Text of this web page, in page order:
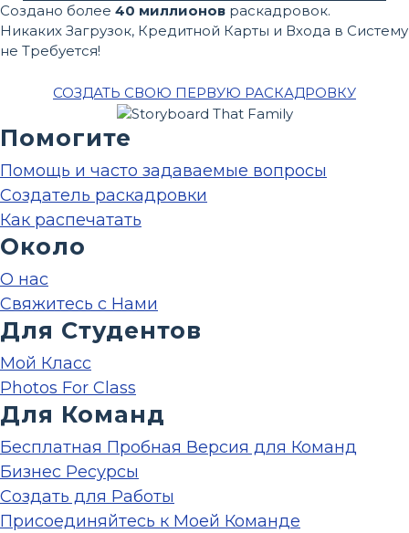
Создано более 40 миллионов раскадровок.
Никаких Загрузок, Кредитной Карты и Входа в Систему
не Требуется!
СОЗДАТЬ СВОЮ ПЕРВУЮ РАСКАДРОВКУ
Помогите
Помощь и часто задаваемые вопросы
Создатель раскадровки
Как распечатать
Около
О нас
Свяжитесь с Нами
Для Студентов
Мой Класс
Photos For Class
Для Команд
Бесплатная Пробная Версия для Команд
Бизнес Ресурсы
Создать для Работы
Присоединяйтесь к Моей Команде